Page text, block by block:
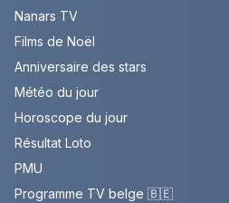
Nanars TV
Films de Noël
Anniversaire des stars
Météo du jour
Horoscope du jour
Résultat Loto
PMU
Programme TV belge 🇧🇪